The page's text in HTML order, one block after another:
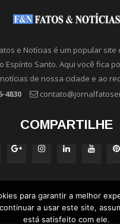
e Notícias é um popular site
Espírito Santo. Aqui você fica
de nossa cidade e ao
4830
COMPARTILHE
para garantir a melhor
a usar este site,
está satisfeito com ele.